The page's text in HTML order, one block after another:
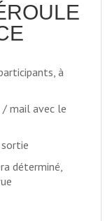
à
/ mail avec le
déterminé,